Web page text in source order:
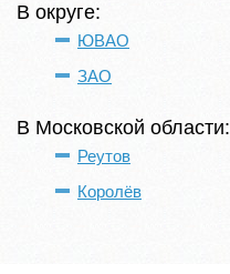
В округе:
ЮВАО
ЗАО
В Московской области:
Реутов
Королёв